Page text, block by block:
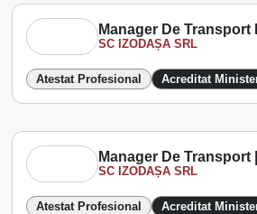
Manager De
SC IZODAȘA SRL
Atestat Profesional Acreditat
Manager De Transport
SC IZODAȘA SRL
Atestat Profesional Acreditat